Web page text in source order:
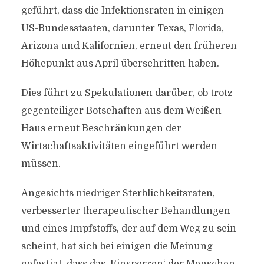
geführt, dass die Infektionsraten in einigen
US-Bundesstaaten, darunter Texas, Florida,
Arizona und Kalifornien, erneut den früheren
Höhepunkt aus April überschritten haben.
Dies führt zu Spekulationen darüber, ob trotz
gegenteiliger Botschaften aus dem Weißen
Haus erneut Beschränkungen der
Wirtschaftsaktivitäten eingeführt werden
müssen.
Angesichts niedriger Sterblichkeitsraten,
verbesserter therapeutischer Behandlungen
und eines Impfstoffs, der auf dem Weg zu sein
scheint, hat sich bei einigen die Meinung